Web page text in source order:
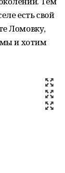
есть свой
Ломовку,
мы и хотим